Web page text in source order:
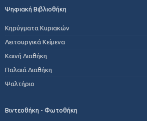
Ψηφιακή Βιβλιοθήκη
Κηρύγματα Κυριακών
Λειτουργικά Κείμενα
Καινή Διαθήκη
Παλαιά Διαθήκη
Ψαλτήριο
Βιντεοθήκη - Φωτοθήκη